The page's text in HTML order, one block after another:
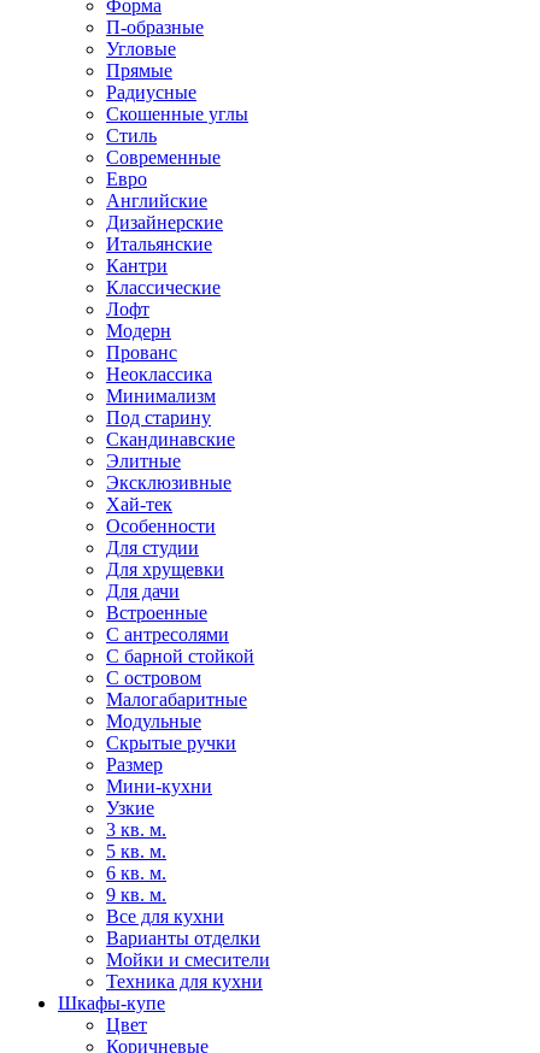
Форма
П-образные
Угловые
Прямые
Радиусные
Скошенные углы
Стиль
Современные
Евро
Английские
Дизайнерские
Итальянские
Кантри
Классические
Лофт
Модерн
Прованс
Неоклассика
Минимализм
Под старину
Скандинавские
Элитные
Эксклюзивные
Хай-тек
Особенности
Для студии
Для хрущевки
Для дачи
Встроенные
С антресолями
С барной стойкой
С островом
Малогабаритные
Модульные
Скрытые ручки
Размер
Мини-кухни
Узкие
3 кв. м.
5 кв. м.
6 кв. м.
9 кв. м.
Все для кухни
Варианты отделки
Мойки и смесители
Техника для кухни
Шкафы-купе
Цвет
Коричневые